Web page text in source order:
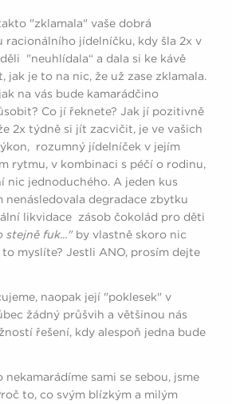
"zklamala" vaše dobrá
racionálního jídelníčku, kdy šla 2x v
"neuhlídala“ a dala si ke kávě
jak je to na nic, že už zase zklamala.
na vás bude kamarádčino
Co jí řeknete? Jak jí pozitivně
2x týdně si jít zacvičit, je ve vašich
rozumný jídelníček v jejím
rytmu, v kombinaci s péčí o rodinu,
nic jednoduchého. A jeden kus
nenásledovala degradace zbytku
likvidace zásob čokolád pro děti
stejně fuk..."by vlastně skoro nic
to myslíte? Jestli ANO, prosím dejte
naopak její "poklesek" v
žádný průšvih a většinou nás
řešení, kdy alespoň jedna bude
nekamarádíme sami se sebou, jsme
to, co svým blízkým a milým